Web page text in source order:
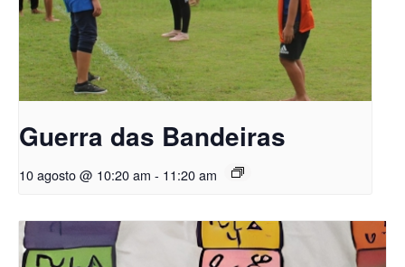
Guerra das Bandeiras
10 agosto @ 10:20 am - 11:20 am